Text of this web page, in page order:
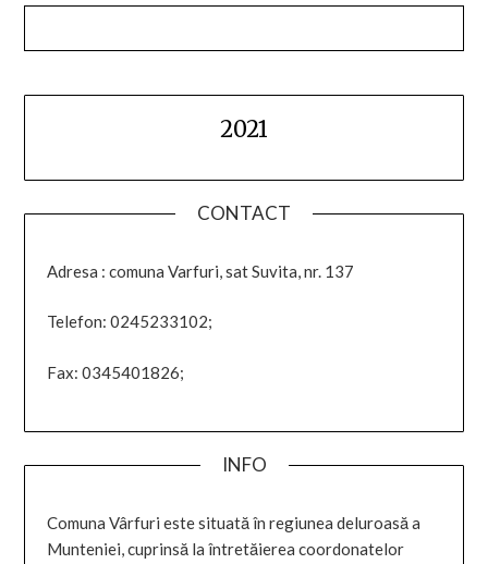
2021
CONTACT
Adresa : comuna Varfuri, sat Suvita, nr. 137
Telefon: 0245233102;
Fax: 0345401826;
INFO
Comuna Vârfuri este situată în regiunea deluroasă a
Munteniei, cuprinsă la întretăierea coordonatelor